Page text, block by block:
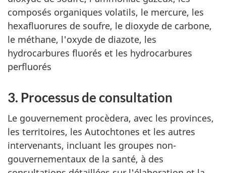
composés organiques volatils, le mercure, les
hexafluorures de soufre, le dioxyde de carbone,
le méthane, l'oxyde de diazote, les
hydrocarbures fluorés et les hydrocarbures
perfluorés
3. Processus de consultation
Le gouvernement procèdera, avec les provinces,
les territoires, les Autochtones et les autres
intervenants, incluant les groupes non-
gouvernementaux de la santé, à des